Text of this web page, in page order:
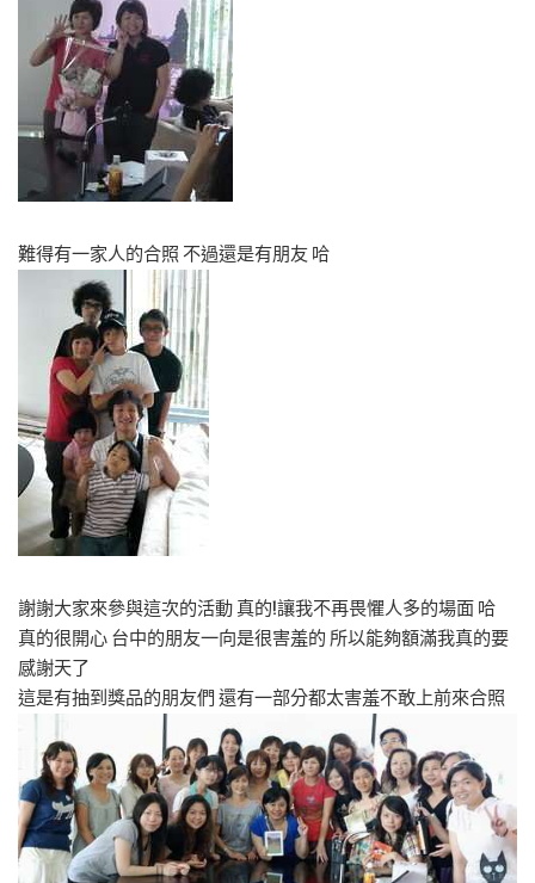
難得有一家人的合照 不過還是有朋友 哈
謝謝大家來參與這次的活動 真的!讓我不再畏懼人多的場面 哈
真的很開心 台中的朋友一向是很害羞的 所以能夠額滿我真的要
感謝天了
這是有抽到獎品的朋友們 還有一部分都太害羞不敢上前來合照